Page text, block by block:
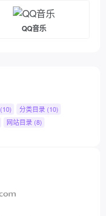
QQ音乐
(10) 分类目录 (10)
网站目录 (8)